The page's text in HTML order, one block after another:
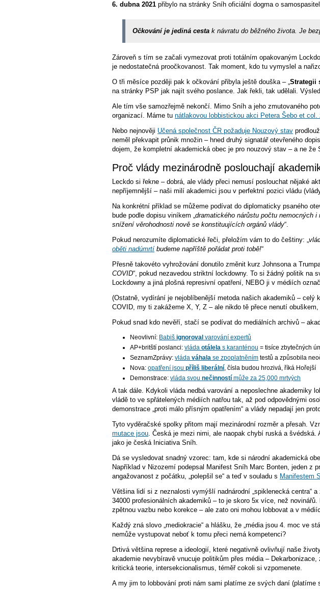
6. dubna 2021 přibylo na stránky Sníh oficiální dogma o
Očkování je jediná cesta k návratu do běžného života. Je
Zároveň s tím se začali vymezovat proti totálním opakovaným
je nedostatečná proočkovanost. Tak moment, kdo tu vymyslel a
O tři měsíce později pak k očkování přibyla ještě douška – „Strategii
na stránky PSP jak najít svého poslance. Jak řekli, tak udělali.
Ale tím vše samozřejmě nekončí. Mimo Sníh a jeho zmutovaného
organizací. Máme tunátlakovou lobbistickou akci Petera Šebo et col.
Nebo nejnověji Učená společnost ČR požaduje Nouzový stav
neměl překvapit průnik množin – hned druhý signatář otevřeného
dojem, že kompletní akademická obec je pro nouzový stav – a ne že
Proč vlády mezinárodně poslouchají
Leckdo si řekne – dobrá, ale vlády přeci nemusí poslouchat nějaké
nepříjemnější – naši milí akademici jsou v perfektní pozici vládu
Na konkrétní příklad se můžeme podívat do diplomaticky psaného
bude podle dopisu viníkem „dramatického nárůstu počtu nemocných i
snížení věrohodnosti nově se konstituujících orgánů vlády“.
Pokud nerozumíte diplomatické řeči, přeložím vám to do češtiny: „
oběti nadúmrtíbudeme napříště pořádat proti tobě!“
Přesně takovéto vyhrožování donutilo změnit kurz Johnsona a
COVID“, pokud nezavedou striktní lockdowny. To si žádný politik na
Lockdowny a jiná plošná represivní opatření, NEBO ji v médiích
(Ostatně, vydírání je nejoblíbenější metoda našich akademiků – celý
COVID, my ti zakážeme X, Y, Z – ale nikdo tě přece nenutí obuškem,
Pokud snad kdo nevěří, stačí se podívat do mediálních archivů –
Neovlivní: Babišignoroval varování expertů
AP+britští poslanci:vládaotálela s karanténou = tisíce zbytečných
SeznamZprávy:vládaváhala se zpoplatněním testů a způsobila
Nova:opatření jsoupříliš liberální, čísla budou hrozivá, říká Hořejší
Demonstrace:vláda svounečinností může za 25,000 mrtvých
A tak dále. Kdykoli vláda nedbá varování a neposlechne akademiky
vládě to ve spřátelených médiích natřou tak, až pod odpovědnými
demonstrace „proti málo přísným opatřením“ a vlády nepadají jen
Tyto vyděračské spolky přitom mají mezinárodní rozměr a přesah.
mutace jsou. Česká je mezi nimi, ale naopak chybí ruská a
jako je česká Iniciativa Sníh.
Dá se vysledovat snadný vzorec: tam, kde si národní akademická
Například v Nizozemí podepsal Manifest Sníh Marc Bonten, jeden z
angažovanost z počátku, „polepšil se“ a teď v souladu s Manifestem
Většina lidí si z neznalosti vymýšlí nadnárodní „spiklenecká
34000 profesionálních akademiků – to je skoro 5x více, než
zpětnou vazbu nebo korekce – ale zato oni mohou lobbovat a v
Každý zná slovo „mediokracie“ a hlášku, že „média jsou 4. moc ve
nemůže vystupovat neboť k tomu přeci nemá kompetenci?
Drtivá většina represe a ideologií, které negativně ovlivňují naše
akademie nevybíravě vnucuje politikům přes média –
kritická teorie, intersekcionalismus, téměř cokoli si vzpomenete.
A my jim to lobbování proti nám sami platíme ze svých daní